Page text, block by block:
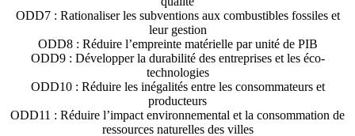
ODD7 : Rationaliser les subventions aux combustibles fossiles et
leur gestion
ODD8 : Réduire l’empreinte matérielle par unité de PIB
ODD9 : Développer la durabilité des entreprises et les éco-
technologies
ODD10 : Réduire les inégalités entre les consommateurs et
producteurs
ODD11 : Réduire l’impact environnemental et la consommation de
ressources naturelles des villes